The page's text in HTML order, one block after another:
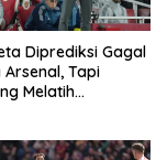
Diprediksi Gagal
Tapi
Melatih